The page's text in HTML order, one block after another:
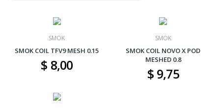
SMOK
SMOK COIL TFV9 MESH 0.15
$ 8,00
SMOK
SMOK COIL NOVO X POD
MESHED 0.8
$ 9,75